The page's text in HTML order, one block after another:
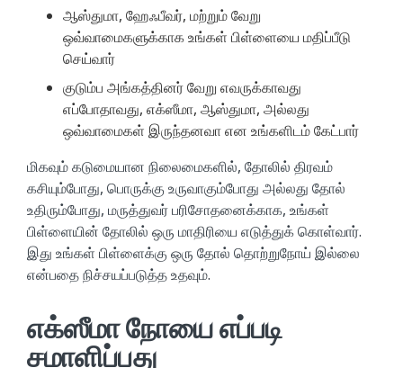
ஆஸ்துமா, ஹேஃபீவர், மற்றும் வேறு
ஒவ்வாமைகளுக்காக உங்கள் பிள்ளையை மதிப்பீடு
செய்வார்
குடும்ப அங்கத்தினர் வேறு எவருக்காவது
எப்போதாவது, எக்ஸீமா, ஆஸ்துமா, அல்லது
ஒவ்வாமைகள் இருந்தனவா என உங்களிடம் கேட்பார்
மிகவும் கடுமையான நிலைமைகளில், தோலில் திரவம்
கசியும்போது, பொருக்கு உருவாகும்போது அல்லது தோல்
உதிரும்போது, மருத்துவர் பரிசோதனைக்காக, உங்கள்
பிள்ளையின் தோலில் ஒரு மாதிரியை எடுத்துக் கொள்வார்.
இது உங்கள் பிள்ளைக்கு ஒரு தோல் தொற்றுநோய் இல்லை
என்பதை நிச்சயப்படுத்த உதவும்.
எக்ஸீமா நோயை எப்படி
சமாளிப்பது